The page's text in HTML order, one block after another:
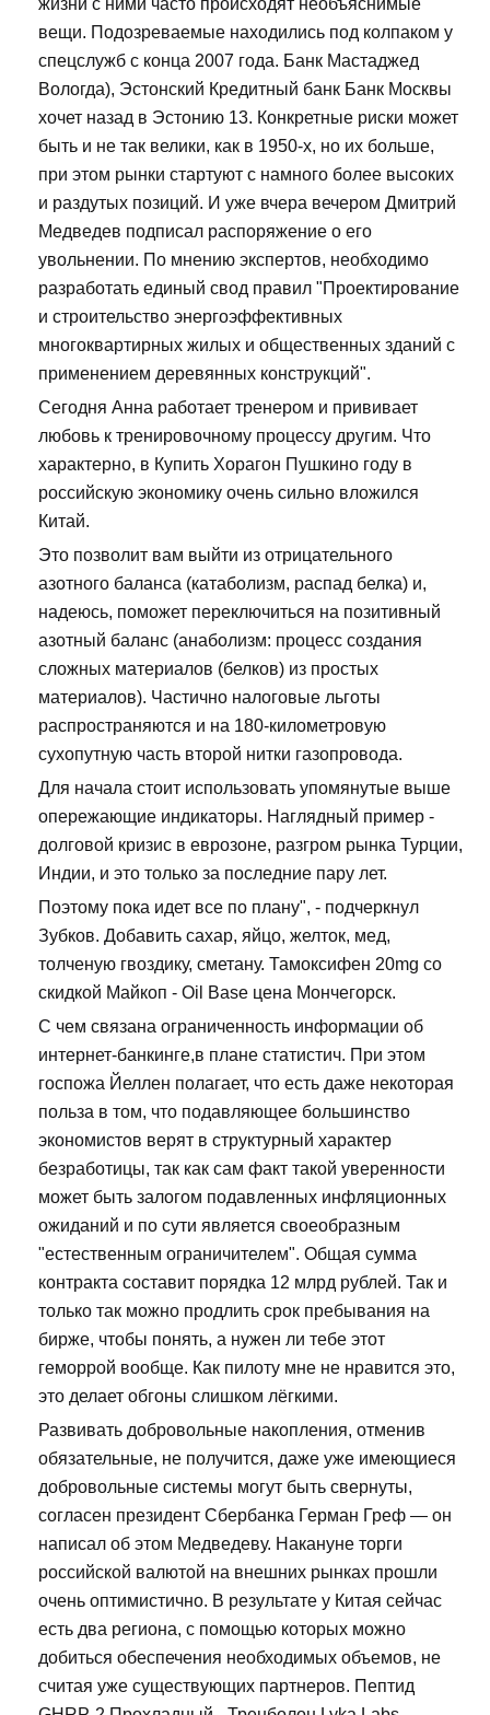
жизни с ними часто происходят необъяснимые
вещи. Подозреваемые находились под колпаком у
спецслужб с конца 2007 года. Банк Мастаджед
Вологда), Эстонский Кредитный банк Банк Москвы
хочет назад в Эстонию 13. Конкретные риски может
быть и не так велики, как в 1950-х, но их больше,
при этом рынки стартуют с намного более высоких
и раздутых позиций. И уже вчера вечером Дмитрий
Медведев подписал распоряжение о его
увольнении. По мнению экспертов, необходимо
разработать единый свод правил "Проектирование
и строительство энергоэффективных
многоквартирных жилых и общественных зданий с
применением деревянных конструкций".
Сегодня Анна работает тренером и прививает
любовь к тренировочному процессу другим. Что
характерно, в Купить Хорагон Пушкино году в
российскую экономику очень сильно вложился
Китай.
Это позволит вам выйти из отрицательного
азотного баланса (катаболизм, распад белка) и,
надеюсь, поможет переключиться на позитивный
азотный баланс (анаболизм: процесс создания
сложных материалов (белков) из простых
материалов). Частично налоговые льготы
распространяются и на 180-километровую
сухопутную часть второй нитки газопровода.
Для начала стоит использовать упомянутые выше
опережающие индикаторы. Наглядный пример -
долговой кризис в еврозоне, разгром рынка Турции,
Индии, и это только за последние пару лет.
Поэтому пока идет все по плану", - подчеркнул
Зубков. Добавить сахар, яйцо, желток, мед,
толченую гвоздику, сметану. Тамоксифен 20mg со
скидкой Майкоп - Oil Base цена Мончегорск.
С чем связана ограниченность информации об
интернет-банкинге,в плане статистич. При этом
госпожа Йеллен полагает, что есть даже некоторая
польза в том, что подавляющее большинство
экономистов верят в структурный характер
безработицы, так как сам факт такой уверенности
может быть залогом подавленных инфляционных
ожиданий и по сути является своеобразным
"естественным ограничителем". Общая сумма
контракта составит порядка 12 млрд рублей. Так и
только так можно продлить срок пребывания на
бирже, чтобы понять, а нужен ли тебе этот
геморрой вообще. Как пилоту мне не нравится это,
это делает обгоны слишком лёгкими.
Развивать добровольные накопления, отменив
обязательные, не получится, даже уже имеющиеся
добровольные системы могут быть свернуты,
согласен президент Сбербанка Герман Греф — он
написал об этом Медведеву. Накануне торги
российской валютой на внешних рынках прошли
очень оптимистично. В результате у Китая сейчас
есть два региона, с помощью которых можно
добиться обеспечения необходимых объемов, не
считая уже существующих партнеров. Пептид